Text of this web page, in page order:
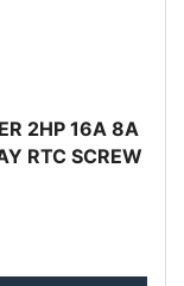
2HP 16A 8A
RTC SCREW